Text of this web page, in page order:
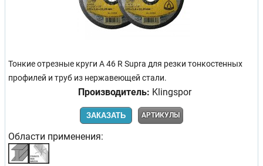
Тонкие отрезные круги A 46 R Supra для резки тонкостенных
профилей и труб из нержавеющей стали.
Производитель: Klingspor
ЗАКАЗАТЬ АРТИКУЛЫ
Области применения: